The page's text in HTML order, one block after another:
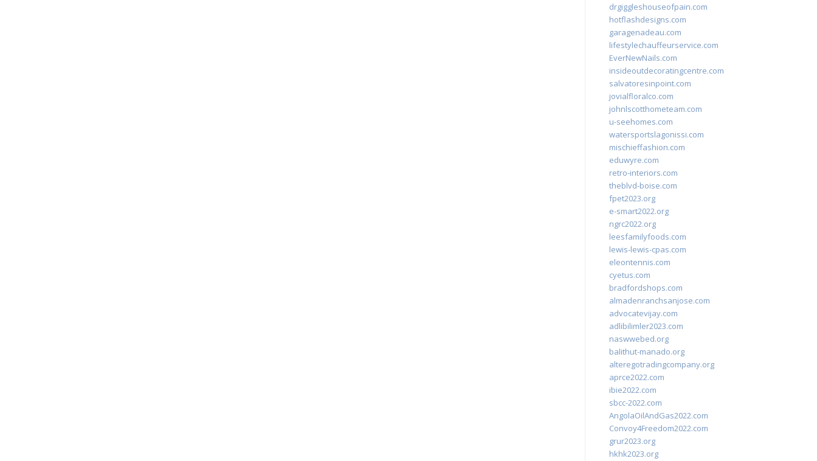
drgiggleshouseofpain.com
hotflashdesigns.com
garagenadeau.com
lifestylechauffeurservice.com
EverNewNails.com
insideoutdecoratingcentre.com
salvatoresinpoint.com
jovialfloralco.com
johnlscotthometeam.com
u-seehomes.com
watersportslagonissi.com
mischieffashion.com
eduwyre.com
retro-interiors.com
theblvd-boise.com
fpet2023.org
e-smart2022.org
ngrc2022.org
leesfamilyfoods.com
lewis-lewis-cpas.com
eleontennis.com
cyetus.com
bradfordshops.com
almadenranchsanjose.com
advocatevijay.com
adlibilimler2023.com
naswwebed.org
balithut-manado.org
alteregotradingcompany.org
aprce2022.com
ibie2022.com
sbcc-2022.com
AngolaOilAndGas2022.com
Convoy4Freedom2022.com
grur2023.org
hkhk2023.org